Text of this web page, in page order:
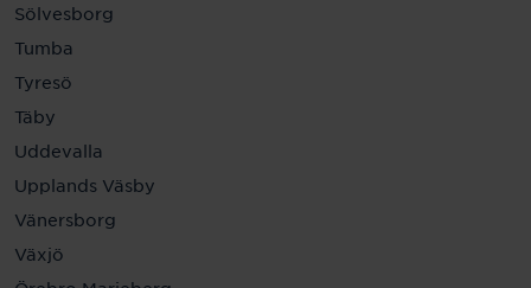
Sölvesborg
Tumba
Tyresö
Täby
Uddevalla
Upplands Väsby
Vänersborg
Växjö